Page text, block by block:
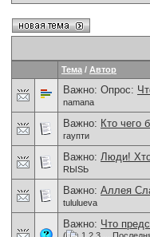
Тема / Автор
Важно: Опрос:
namana
Важно: Кто чего
гаупти
Важно: Люди!
RЫSЬ
Важно: Аллея
tululueva
Важно: Что